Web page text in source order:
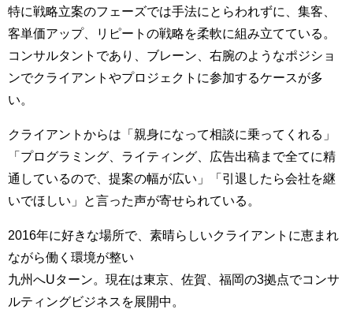
特に戦略立案のフェーズでは手法にとらわれずに、集客、
客単価アップ、リピートの戦略を柔軟に組み立てている。
コンサルタントであり、ブレーン、右腕のようなポジショ
ンでクライアントやプロジェクトに参加するケースが多
い。
クライアントからは「親身になって相談に乗ってくれる」
「プログラミング、ライティング、広告出稿まで全てに精
通しているので、提案の幅が広い」「引退したら会社を継
いでほしい」と言った声が寄せられている。
2016年に好きな場所で、素晴らしいクライアントに恵まれ
ながら働く環境が整い
九州へUターン。現在は東京、佐賀、福岡の3拠点でコンサ
ルティングビジネスを展開中。